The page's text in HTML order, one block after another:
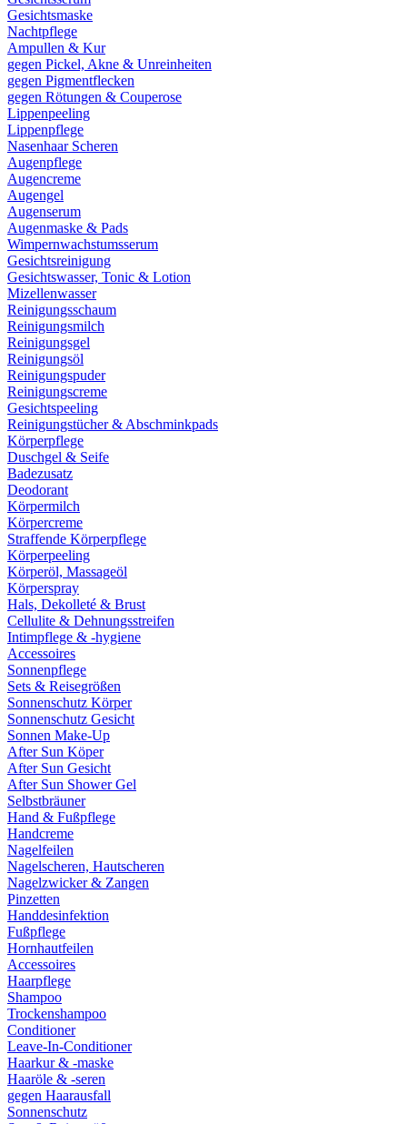
Gesichtsmaske
Nachtpflege
Ampullen & Kur
gegen Pickel, Akne & Unreinheiten
gegen Pigmentflecken
gegen Rötungen & Couperose
Lippenpeeling
Lippenpflege
Nasenhaar Scheren
Augenpflege
Augencreme
Augengel
Augenserum
Augenmaske & Pads
Wimpernwachstumsserum
Gesichtsreinigung
Gesichtswasser, Tonic & Lotion
Mizellenwasser
Reinigungsschaum
Reinigungsmilch
Reinigungsgel
Reinigungsöl
Reinigungspuder
Reinigungscreme
Gesichtspeeling
Reinigungstücher & Abschminkpads
Körperpflege
Duschgel & Seife
Badezusatz
Deodorant
Körpermilch
Körpercreme
Straffende Körperpflege
Körperpeeling
Körperöl, Massageöl
Körperspray
Hals, Dekolleté & Brust
Cellulite & Dehnungsstreifen
Intimpflege & -hygiene
Accessoires
Sonnenpflege
Sets & Reisegrößen
Sonnenschutz Körper
Sonnenschutz Gesicht
Sonnen Make-Up
After Sun Köper
After Sun Gesicht
After Sun Shower Gel
Selbstbräuner
Hand & Fußpflege
Handcreme
Nagelfeilen
Nagelscheren, Hautscheren
Nagelzwicker & Zangen
Pinzetten
Handdesinfektion
Fußpflege
Hornhautfeilen
Accessoires
Haarpflege
Shampoo
Trockenshampoo
Conditioner
Leave-In-Conditioner
Haarkur & -maske
Haaröle & -seren
gegen Haarausfall
Sonnenschutz